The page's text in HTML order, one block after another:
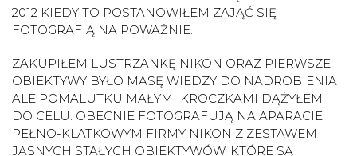
2012 KIEDY TO POSTANOWIŁEM ZAJĄĆ SIĘ
FOTOGRAFIĄ NA POWAŻNIE.
ZAKUPIŁEM LUSTRZANKĘ NIKON ORAZ PIERWSZE
OBIEKTYWY BYŁO MASĘ WIEDZY DO NADROBIENIA
ALE POMALUTKU MAŁYMI KROCZKAMI DĄŻYŁEM
DO CELU. OBECNIE FOTOGRAFUJĄ NA APARACIE
PEŁNO-KLATKOWYM FIRMY NIKON Z ZESTAWEM
JASNYCH STAŁYCH OBIEKTYWÓW, KTÓRE SĄ